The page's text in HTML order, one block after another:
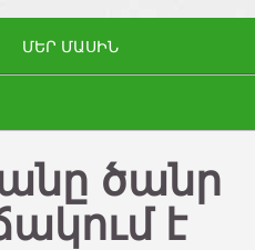
ՄԵՐ ՄԱՍԻՆ
ծանր
է